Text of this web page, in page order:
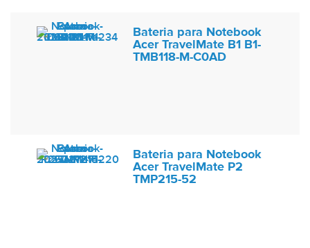
Bateria para Notebook
Acer TravelMate B1 B1-
TMB118-M-C0AD
Bateria para Notebook
Acer TravelMate P2
TMP215-52